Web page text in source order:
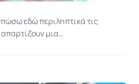
εδώ περιληπτικά τις
μια…